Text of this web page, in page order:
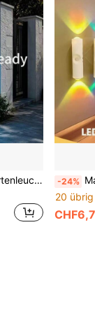
Solarbetriebene Außen-Gartenleuchten, Hauswandleuchten, LED-Ambiente-Dekorations-Wandlampen, 8 Beleuchtungsmodi, moderner Stil, geeignet für Villen, Außenwände, Balkone, Außendecks, Stufenleuchten, Wandfluter -24% Magnetische
20 übrig